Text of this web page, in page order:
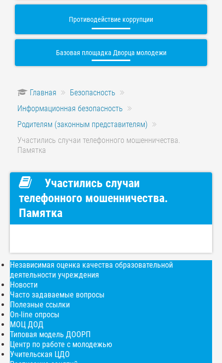
Противодействие коррупции
Базовая площадка Дворца молодежи
Главная
Безопасность
Информационная безопасность
Родителям (законным представителям)
Участились случаи телефонного мошенничества.
Памятка
Участились случаи
телефонного мошенничества.
Памятка
Независимая оценка качества образовательной
деятельности учреждения
Новости
Часто задаваемые вопросы
Полезные ссылки
On-line опросы
МОЦ ДОД
Типовая модель ДООРП
Центр по работе с молодежью
Учительская ЦДО